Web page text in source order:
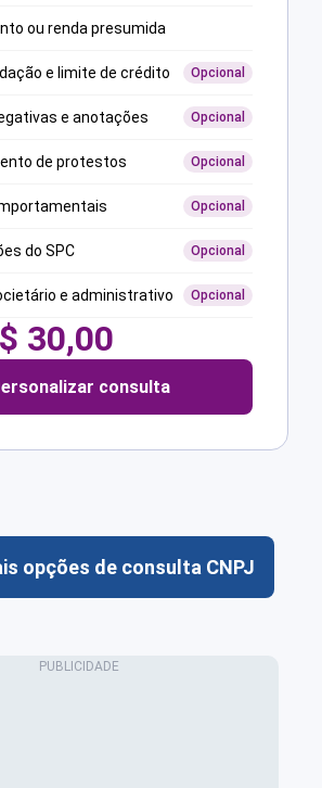
ou renda presumida
e limite de crédito Opcional
e anotações Opcional
de protestos Opcional
Opcional
do SPC Opcional
e administrativo Opcional
30,00
consulta
opções de consulta CNPJ